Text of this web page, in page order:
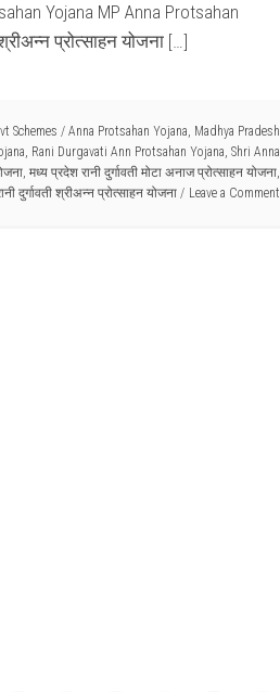
Yojana MP Anna Protsahan
प्रोत्साहन योजना […]
Schemes / Anna Protsahan Yojana, Madhya Pradesh
, Rani Durgavati Ann Protsahan Yojana, Shri Anna
, मध्य प्रदेश रानी दुर्गावती मोटा अनाज प्रोत्साहन योजना,
दुर्गावती श्रीअन्न प्रोत्साहन योजना Leave a Comment